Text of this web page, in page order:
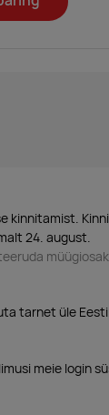
kinnitamist.
24. august.
tarnet üle
meie login